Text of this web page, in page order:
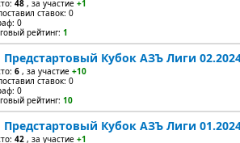
48 , за участие +1
ставок: 0
0
рейтинг: 1
Предстартовый Кубок АЗЪ Лиги
6 , за участие +10
ставок: 0
0
рейтинг: 10
Предстартовый Кубок АЗЪ Лиги
42 , за участие +1